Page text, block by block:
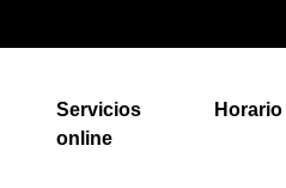
Servicios
online
Horario